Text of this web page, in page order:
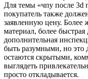
Для темы «чпу после 3d
покупатель также
заявленную цену. Более
материал, более
дополнительная
быть разумными, но это
остаются скрытыми,
выглядеть
просто откладывается.